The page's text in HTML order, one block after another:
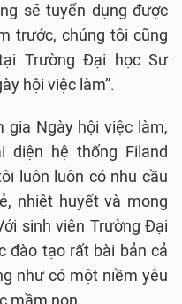
sẽ tuyển dụng được
trước, chúng tôi cũng
Trường Đại học Sư
hội việc làm”.
gia Ngày hội việc làm,
diện hệ thống Filand
luôn luôn có nhu cầu
nhiệt huyết và mong
sinh viên Trường Đại
đào tạo rất bài bản cả
như có một niềm yêu